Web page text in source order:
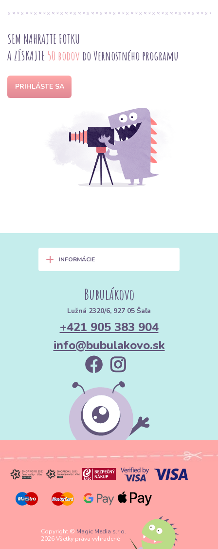
SEM NAHRAJTE FOTKU
A ZÍSKAJTE 50 bodov do Vernostného programu
PRIHLÁSTE SA
+ INFORMÁCIE
Bubulákovo
Lužná 2320/6, 927 05 Šaľa
+421 905 383 904
info@bubulakovo.sk
Copyright © Magic Media s.r.o.
2026 Všetky práva vyhradené